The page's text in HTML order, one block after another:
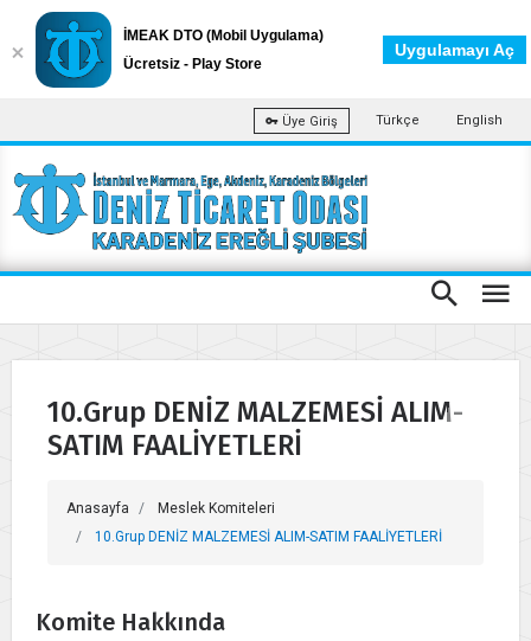
Üye Giriş Türkçe English
10.Grup DENİZ MALZEMESİ ALIM-
SATIM FAALİYETLERİ
Anasayfa
Meslek Komiteleri
10.Grup DENİZ MALZEMESİ ALIM-SATIM FAALİYETLERİ
Komite Hakkında
İMEAK DTO (Mobil Uygulama)
Ücretsiz - Play Store
Uygulamayı Aç